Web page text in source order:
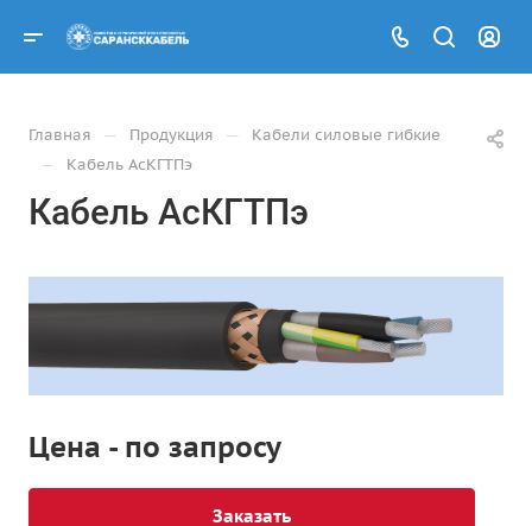
Главная — Продукция — Кабели силовые гибкие
— Кабель АсКГТПэ
Кабель АсКГТПэ
Цена - по запросу
Заказать